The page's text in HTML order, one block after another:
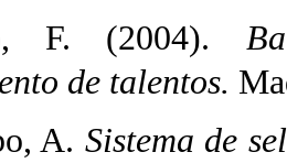
F. (2004).
de talentos.
A. Sistema de